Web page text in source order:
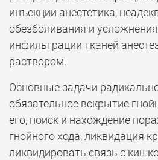
инъекции анестетика,
обезболивания и
инфильтрации тканей
раствором.
Основные задачи
обязательное вскрытие
его, поиск и нахождение
гнойного хода, ликвидация
ликвидировать связь с